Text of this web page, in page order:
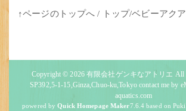
↑ページのトップへ / トップ/ベビーアク
Copyright © 2026有限会社ゲンキなアトリエ All
SP392,5-1-15,Ginza,Chuo-ku,Tokyo contact me by
aquatics.com
powered byQuick Homepage Maker7.6.4 based on